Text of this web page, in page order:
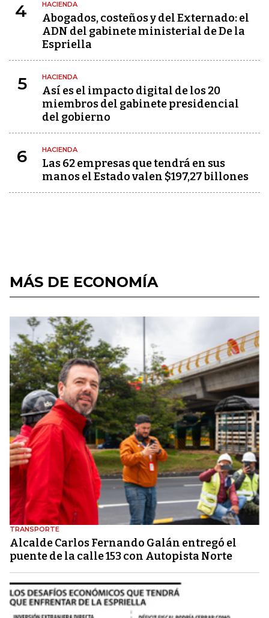
4 HACIENDA
Abogados, costeños y del Externado: el
ADN del gabinete ministerial de De la
Espriella
5 HACIENDA
Así es el impacto digital de los 20
miembros del gabinete presidencial
del gobierno
6 HACIENDA
Las 62 empresas que tendrá en sus
manos el Estado valen $197,27 billones
MÁS DE ECONOMÍA
TRANSPORTE
Alcalde Carlos Fernando Galán entregó el
puente de la calle 153 con Autopista Norte